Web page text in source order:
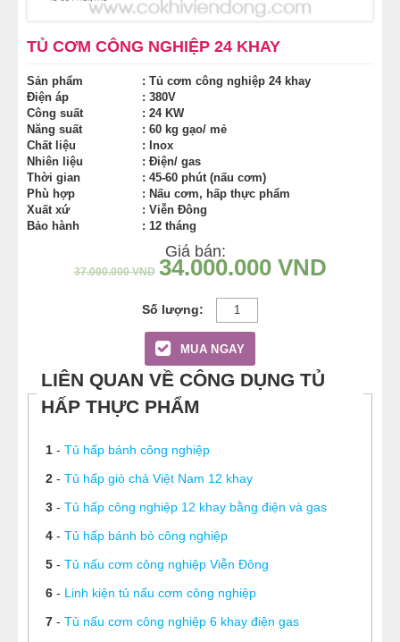
TỦ CƠM CÔNG NGHIỆP 24 KHAY
Sản phẩm
: Tủ cơm công nghiệp 24 khay
Điện áp
: 380V
Công suất
: 24 KW
Năng suất
: 60 kg gạo/ mẻ
Chất liệu
: Inox
Nhiên liệu
: Điện/ gas
Thời gian
: 45-60 phút (nấu cơm)
Phù hợp
: Nấu cơm, hấp thực phẩm
Xuất xứ
: Viễn Đông
Bảo hành
: 12 tháng
Giá bán:
37.000.000VND 34.000.000 VND
MUA NGAY
LIÊN QUAN VỀ CÔNG DỤNG TỦ
HẤP THỰC PHẨM
1- Tủ hấp bánh công nghiệp
2- Tủ hấp giò chả Việt Nam 12 khay
3- Tủ hấp công nghiệp 12 khay bằng điện và gas
4- Tủ hấp bánh bò công nghiệp
5- Tủ nấu cơm công nghiệp Viễn Đông
6- Linh kiện tủ nấu cơm công nghiệp
7- Tủ nấu cơm công nghiệp 6 khay điện gas
THIẾT BỊ NHÀ BẾP
THIẾT BỊ KHÁC